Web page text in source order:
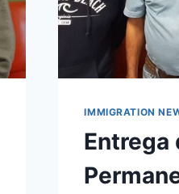
IMMIGRATION
Entrega